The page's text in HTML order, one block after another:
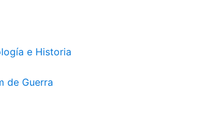
e Historia
de Guerra